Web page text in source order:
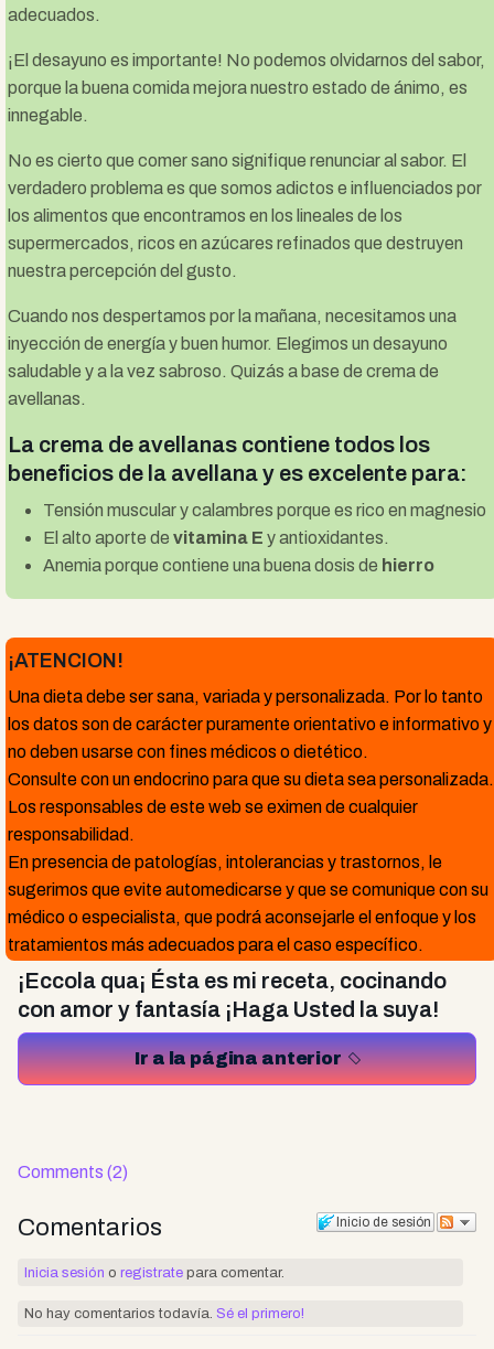
adecuados.
¡El desayuno es importante! No podemos olvidarnos del sabor,
porque la buena comida mejora nuestro estado de ánimo, es
innegable.
No es cierto que comer sano signifique renunciar al sabor. El
verdadero problema es que somos adictos e influenciados por
los alimentos que encontramos en los lineales de los
supermercados, ricos en azúcares refinados que destruyen
nuestra percepción del gusto.
Cuando nos despertamos por la mañana, necesitamos una
inyección de energía y buen humor. Elegimos un desayuno
saludable y a la vez sabroso. Quizás a base de crema de
avellanas.
La crema de avellanas contiene todos los
beneficios de la avellana y es excelente para:
Tensión muscular y calambres porque es rico en magnesio
El alto aporte de vitamina E y antioxidantes.
Anemia porque contiene una buena dosis de hierro
¡ATENCION!
Una dieta debe ser sana, variada y personalizada. Por lo tanto
los datos son de carácter puramente orientativo e informativo y
no deben usarse con fines médicos o dietético.
Consulte con un endocrino para que su dieta sea personalizada.
Los responsables de este web se eximen de cualquier
responsabilidad.
En presencia de patologías, intolerancias y trastornos, le
sugerimos que evite automedicarse y que se comunique con su
médico o especialista, que podrá aconsejarle el enfoque y los
tratamientos más adecuados para el caso específico.
¡Eccola qua¡ Ésta es mi receta, cocinando
con amor y fantasía ¡Haga Usted la suya!
Ir a la página anterior
Comments (2)
Inicio de sesión
Comentarios
Inicia sesión oregistrate para comentar.
No hay comentarios todavía. Sé el primero!